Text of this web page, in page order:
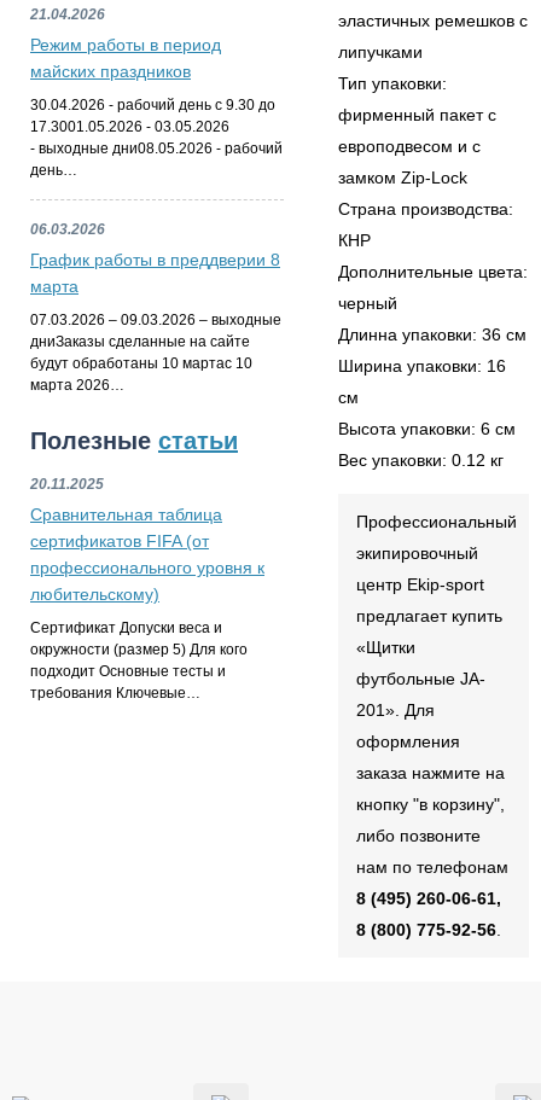
21.04.2026
Режим работы в период
майских праздников
30.04.2026 - рабочий день с 9.30 до
17.3001.05.2026 - 03.05.2026
- выходные дни08.05.2026 - рабочий
день…
06.03.2026
График работы в преддверии 8
марта
07.03.2026 – 09.03.2026 – выходные
дниЗаказы сделанные на сайте
будут обработаны 10 мартас 10
марта 2026…
Полезные статьи
20.11.2025
Сравнительная таблица
сертификатов FIFA (от
профессионального уровня к
любительскому)
Сертификат Допуски веса и
окружности (размер 5) Для кого
подходит Основные тесты и
требования Ключевые…
эластичных ремешков с
липучками
Тип упаковки:
фирменный пакет с
европодвесом и с
замком Zip-Lock
Страна производства:
КНР
Дополнительные цвета:
черный
Длинна упаковки: 36 см
Ширина упаковки: 16
см
Высота упаковки: 6 см
Вес упаковки: 0.12 кг
Профессиональный
экипировочный
центр Ekip-sport
предлагает купить
«Щитки
футбольные JA-
201». Для
оформления
заказа нажмите на
кнопку "в корзину",
либо позвоните
нам по телефонам
8 (495) 260-06-61,
8 (800) 775-92-56